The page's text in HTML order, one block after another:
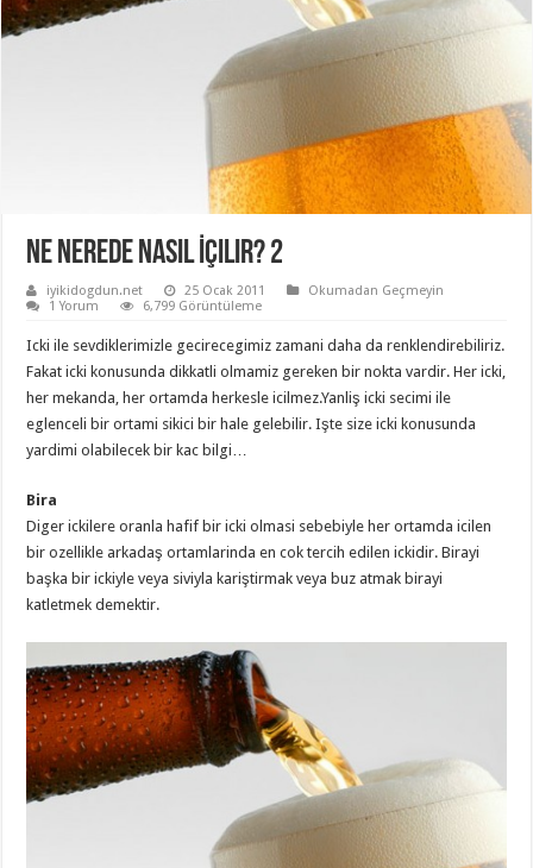
Ne Nerede Nasıl İçilir? 2
iyikidogdun.net 25 Ocak 2011
Okumadan Geçmeyin
1 Yorum
6,799 Görüntüleme
Icki ile sevdiklerimizle gecirecegimiz zamani daha da renklendirebiliriz.
Fakat icki konusunda dikkatli olmamiz gereken bir nokta vardir. Her icki,
her mekanda, her ortamda herkesle icilmez.Yanliş icki secimi ile
eglenceli bir ortami sikici bir hale gelebilir. Işte size icki konusunda
yardimi olabilecek bir kac bilgi…
Bira
Diger ickilere oranla hafif bir icki olmasi sebebiyle her ortamda icilen
bir ozellikle arkadaş ortamlarinda en cok tercih edilen ickidir. Birayi
başka bir ickiyle veya siviyla kariştirmak veya buz atmak birayi
katletmek demektir.